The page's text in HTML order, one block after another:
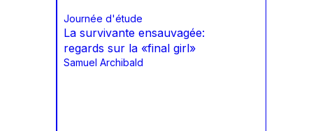
Journée d'étude
La survivante ensauvagée:
regards sur la «final girl»
Samuel Archibald